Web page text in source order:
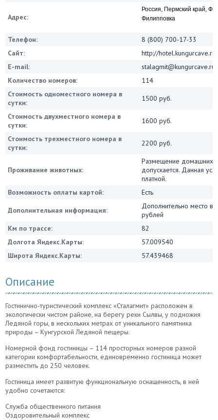
Адрес:
Россия, Пермский край,
Филипповка
Телефон:
8 (800) 700-17-33
Сайт:
http://hotel.kungurcave.ru/
E-mail:
stalagmit@kungurcave.ru
Количество номеров:
114
Стоимость одноместного номера в
сутки:
1500 руб.
Стоимость двухместного номера в
сутки:
1600 руб.
Стоимость трехместного номера в
сутки:
2200 руб.
Проживание животных:
Размещение домашних
допускается. Данная
платной.
Возможность оплаты картой:
Есть
Дополнительная информация:
Дополнительно место в
рублей
Км по трассе:
82
Долгота Яндекс.Карты:
57.009540
Широта Яндекс.Карты:
57.439468
Описание
Гостинично-туристический комплекс «Сталагмит» расположен в
экологически чистом районе, на берегу реки Сылвы, у подножия
Ледяной горы, в нескольких метрах от уникального памятника
природы – Кунгурской Ледяной пещеры.
Номерной фонд гостиницы – 114 просторных номеров разной
категории комфортабельности, единовременно гостиница может
разместить до 250 человек.
Гостиница имеет развитую функциональную оснащенность, в ней
удобно сочетаются:
Служба общественного питания
Оздоровительный комплекс